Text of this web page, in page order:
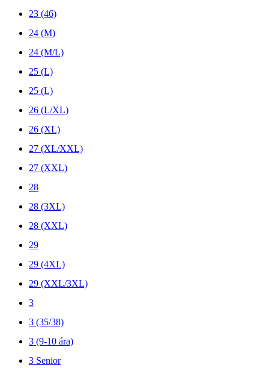
23 (46)
24 (M)
24 (M/L)
25 (L)
25 (L)
26 (L/XL)
26 (XL)
27 (XL/XXL)
27 (XXL)
28
28 (3XL)
28 (XXL)
29
29 (4XL)
29 (XXL/3XL)
3
3 (35/38)
3 (9-10 ára)
3 Senior